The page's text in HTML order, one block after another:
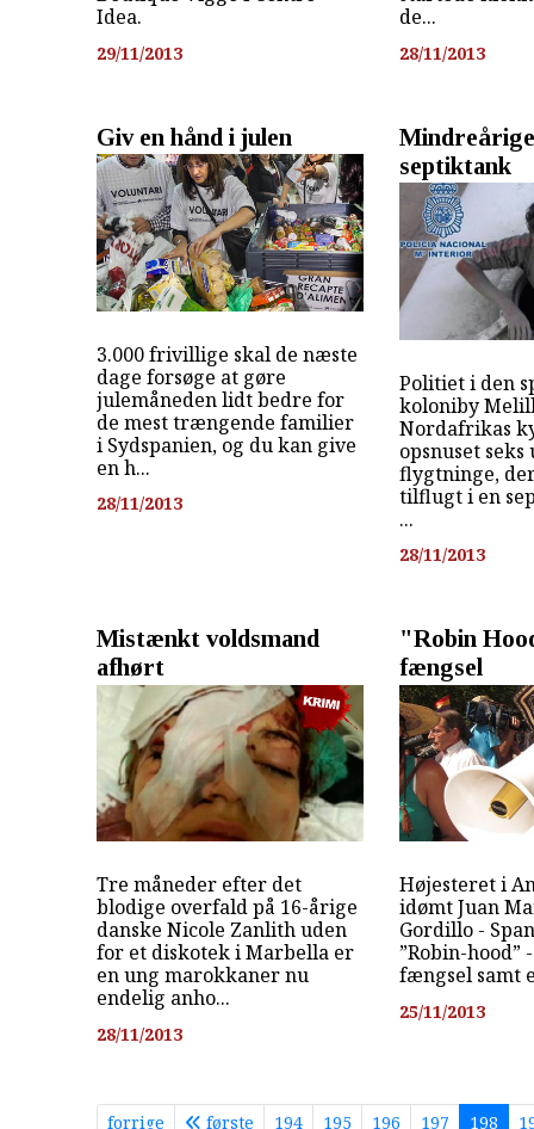
Idea.
29/11/2013
de...
28/11/2013
Giv en hånd i julen
3.000 frivillige skal de næste
dage forsøge at gøre
julemåneden lidt bedre for
de mest trængende familier
i Sydspanien, og du kan give
en h...
28/11/2013
septiktank
Politiet i den
koloniby
Nordafrikas
opsnuset seks
flygtninge,
tilflugt i en
...
28/11/2013
Mistænkt voldsmand
afhørt
Tre måneder efter det
blodige overfald på 16-årige
danske Nicole Zanlith uden
for et diskotek i Marbella er
en ung marokkaner nu
endelig anho...
28/11/2013
"Robin
fængsel
Højesteret i
idømt Juan
Gordillo -
”Robin-hood”
fængsel samt
25/11/2013
forrige første 194 195 196 197 198